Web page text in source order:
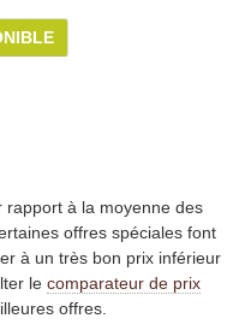
rapport à la moyenne des
offres spéciales font
à un très bon prix inférieur
le comparateur de prix
offres.